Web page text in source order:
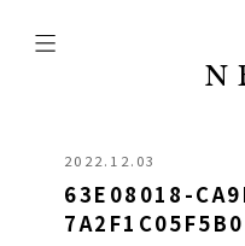
2022.12.03
63E08018-
7A2F1C05F5B0